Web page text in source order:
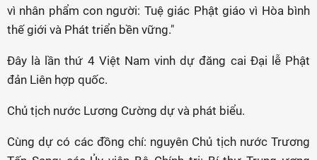
vì nhân phẩm con người: Tuệ giác Phật giáo vì Hòa bình
thế giới và Phát triển bền vững."
Đây là lần thứ 4 Việt Nam vinh dự đăng cai Đại lễ Phật
đản Liên hợp quốc.
Chủ tịch nước Lương Cường dự và phát biểu.
Cùng dự có các đồng chí: nguyên Chủ tịch nước Trương